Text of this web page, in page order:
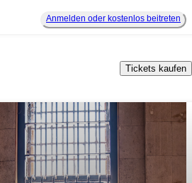
Anmelden oder kostenlos beitreten
Tickets kaufen